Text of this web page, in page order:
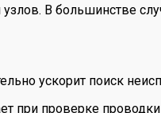
В большинстве
ускорит поиск
при проверке